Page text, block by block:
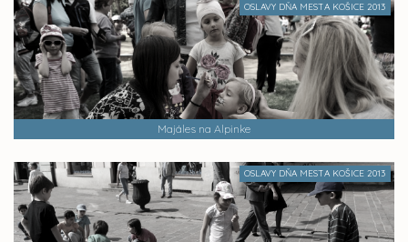
OSLAVY DŇA MESTA KOŠICE 2013
Majáles na Alpinke
OSLAVY DŇA MESTA KOŠICE 2013